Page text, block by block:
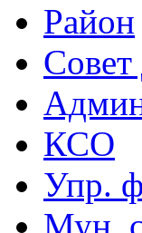
Район
Совет
КСО
Упр.
Мун.